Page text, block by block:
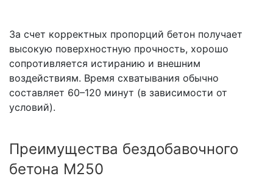
За счет корректных пропорций бетон получает
высокую поверхностную прочность, хорошо
сопротивляется истиранию и внешним
воздействиям. Время схватывания обычно
составляет 60–120 минут (в зависимости от
условий).
Преимущества бездобавочного
бетона М250